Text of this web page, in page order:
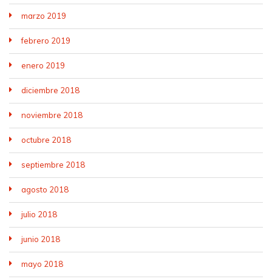
marzo 2019
febrero 2019
enero 2019
diciembre 2018
noviembre 2018
octubre 2018
septiembre 2018
agosto 2018
julio 2018
junio 2018
mayo 2018